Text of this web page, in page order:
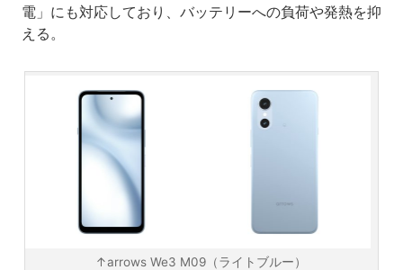
電」にも対応しており、バッテリーへの負荷や発熱を抑
える。
↑arrows We3 M09（ライトブルー）